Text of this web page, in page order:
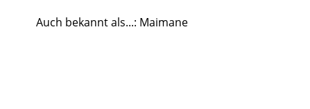
Auch bekannt als...: Maimane